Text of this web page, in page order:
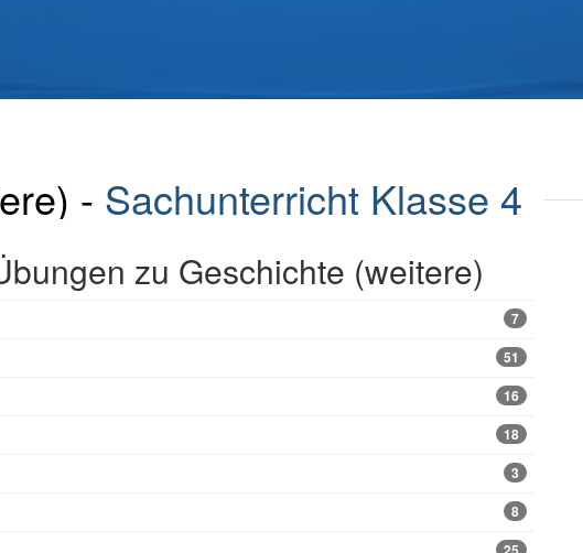
- Sachunterricht Klasse 4
zu Geschichte (weitere)
7
51
16
18
3
8